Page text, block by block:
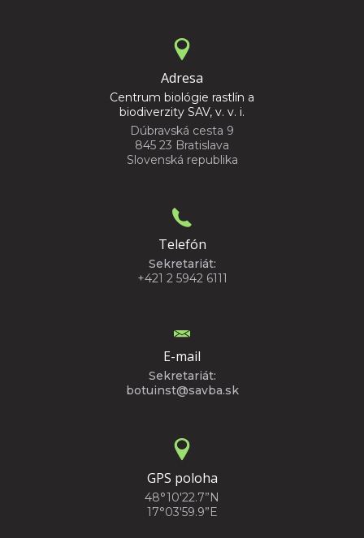
Adresa
Centrum biológie rastlín a
biodiverzity SAV, v. v. i.
Dúbravská cesta 9
845 23 Bratislava
Slovenská republika
Telefón
Sekretariát:
+421 2 5942 6111
E-mail
Sekretariát:
botuinst@savba.sk
GPS poloha
48°10'22.7”N
17°03'59.9”E